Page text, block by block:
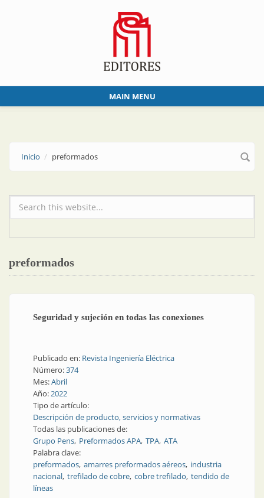
MAIN MENU
Inicio preformados
Formulario de búsqueda
preformados
Seguridad y sujeción en todas las conexiones
Publicado en: Revista Ingeniería Eléctrica
Número:374
Mes:Abril
Año:2022
Tipo de artículo:
Descripción de producto, servicios y normativas
Todas las publicaciones de:
Grupo Pens Preformados APA TPA ATA
Palabra clave:
preformados amarres preformados aéreos industria
nacional trefilado de cobre cobre trefilado tendido de
líneas